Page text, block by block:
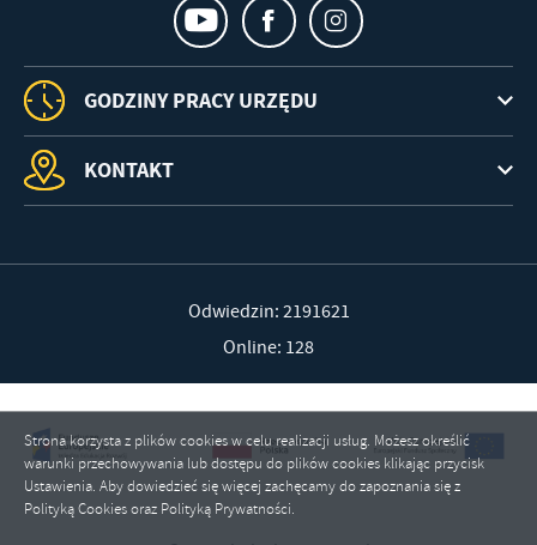
GODZINY PRACY URZĘDU
KONTAKT
Odwiedzin: 2191621
Online: 128
Strona korzysta z plików cookies w celu realizacji usług. Możesz określić
warunki przechowywania lub dostępu do plików cookies klikając przycisk
Ustawienia. Aby dowiedzieć się więcej zachęcamy do zapoznania się z
Polityką Cookies oraz Polityką Prywatności.
ZAPISZ WYBRANE